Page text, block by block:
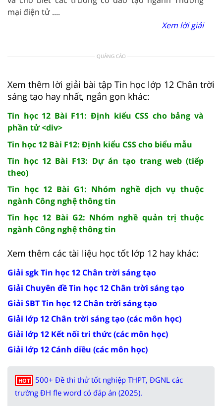
mại điện tử ....
Xem lời giải
QUẢNG CÁO
Xem thêm lời giải bài tập Tin học lớp 12 Chân trời
sáng tạo hay nhất, ngắn gọn khác:
Tin học 12 Bài F11: Định kiểu CSS cho bảng và
phần tử <div>
Tin học 12 Bài F12: Định kiểu CSS cho biểu mẫu
Tin học 12 Bài F13: Dự án tạo trang web (tiếp
theo)
Tin học 12 Bài G1: Nhóm nghề dịch vụ thuộc
ngành Công nghệ thông tin
Tin học 12 Bài G2: Nhóm nghề quản trị thuộc
ngành Công nghệ thông tin
Xem thêm các tài liệu học tốt lớp 12 hay khác:
Giải sgk Tin học 12 Chân trời sáng tạo
Giải Chuyên đề Tin học 12 Chân trời sáng tạo
Giải SBT Tin học 12 Chân trời sáng tạo
Giải lớp 12 Chân trời sáng tạo (các môn học)
Giải lớp 12 Kết nối tri thức (các môn học)
Giải lớp 12 Cánh diều (các môn học)
HOT
500+ Đề thi thử tốt nghiệp THPT, ĐGNL các
trường ĐH fle word có đáp án (2025).